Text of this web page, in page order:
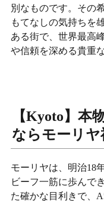
別なものです。その
もてなしの気持ちを
ある街で、世界最高
や信頼を深める貴重
【Kyoto】本
ならモーリヤ
モーリヤは、明治18
ビーフ一筋に歩んで
た確かな目利きで、